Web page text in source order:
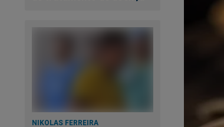
NIKOLAS FERREIRA
Por
nome
com
Saiba:
esses